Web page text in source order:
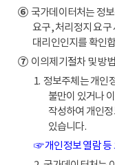
⑥국가데이터처는 정
요구, 처리정지 요구
대리인인지를 확인
⑦이의제기절차 및 방
1. 정보주체는 개인
불만이 있거나
작성하여 개인
있습니다.
☞ 개인정보 열람 등